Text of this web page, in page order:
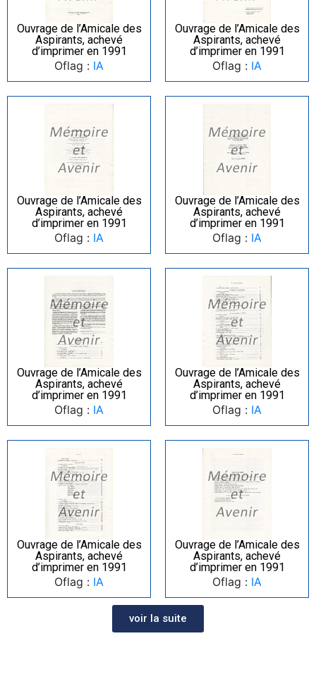
Ouvrage de l’Amicale des
Aspirants, achevé
d’imprimer en 1991
Oflag : IA
Ouvrage de l’Amicale des
Aspirants, achevé
d’imprimer en 1991
Oflag : IA
Ouvrage de l’Amicale des
Aspirants, achevé
d’imprimer en 1991
Oflag : IA
Ouvrage de l’Amicale des
Aspirants, achevé
d’imprimer en 1991
Oflag : IA
Ouvrage de l’Amicale des
Aspirants, achevé
d’imprimer en 1991
Oflag : IA
Ouvrage de l’Amicale des
Aspirants, achevé
d’imprimer en 1991
Oflag : IA
Ouvrage de l’Amicale des
Aspirants, achevé
d’imprimer en 1991
Oflag : IA
Ouvrage de l’Amicale des
Aspirants, achevé
d’imprimer en 1991
Oflag : IA
voir la suite